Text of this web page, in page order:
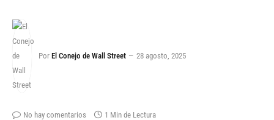
Por El Conejo de Wall Street 28 agosto, 2025
No hay comentarios 1 Min de Lectura